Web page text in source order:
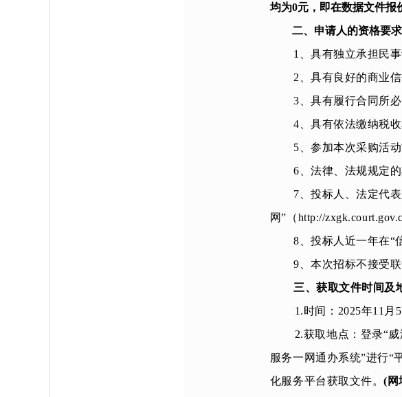
均为0元，即在数据文件报
二、申请人的资格要求
1、具有独立承担民
2、具有良好的商业
3、具有履行合同所
4、具有依法缴纳税
5、参加本次采购活
6、法律、法规规定的
7、投标人
、法定代
网”（http://
8、投标人近一年在“
9、本次招标不接受联
三、获取文件时间及
1.时间： 2025年11 月 5
2.获取地点：登录“
服务一网通办系统”进行“
化服务平台获取文件。(网